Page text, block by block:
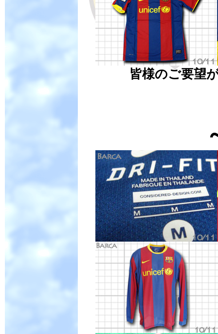
皆様のご要望